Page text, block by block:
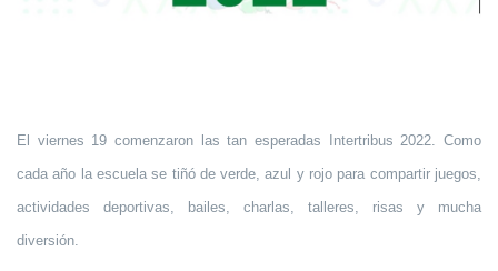
El viernes 19 comenzaron las tan esperadas Intertribus 2022. Como
cada año la escuela se tiñó de verde, azul y rojo para compartir juegos,
actividades deportivas, bailes, charlas, talleres, risas y mucha
diversión.